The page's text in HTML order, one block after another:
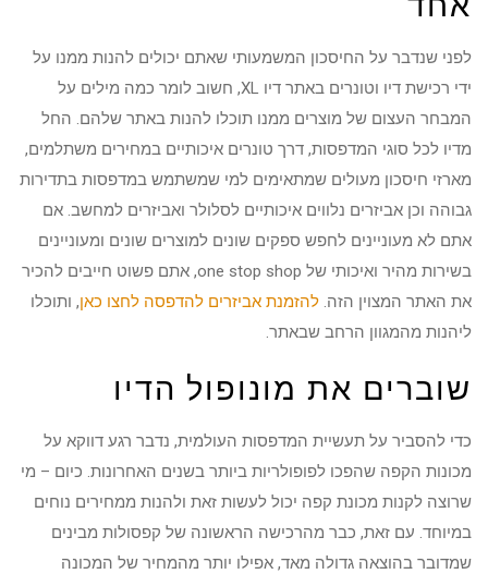
לפני שנדבר על החיסכון המשמעותי שאתם יכולים להנות ממנו על
ידי רכישת דיו וטונרים באתר דיו XL, חשוב לומר כמה מילים על
המבחר העצום של מוצרים ממנו תוכלו להנות באתר שלהם. החל
מדיו לכל סוגי המדפסות, דרך טונרים איכותיים במחירים משתלמים,
מארזי חיסכון מעולים שמתאימים למי שמשתמש במדפסות בתדירות
גבוהה וכן אביזרים נלווים איכותיים לסלולר ואביזרים למחשב. אם
אתם לא מעוניינים לחפש ספקים שונים למוצרים שונים ומעוניינים
בשירות מהיר ואיכותי של one stop shop, אתם פשוט חייבים להכיר
את האתר המצוין הזה.להזמנת אביזרים להדפסה לחצו כאן, ותוכלו
ליהנות מהמגוון הרחב שבאתר.
שוברים את מונופול הדיו
כדי להסביר על תעשיית המדפסות העולמית, נדבר רגע דווקא על
מכונות הקפה שהפכו לפופולריות ביותר בשנים האחרונות. כיום – מי
שרוצה לקנות מכונת קפה יכול לעשות זאת ולהנות ממחירים נוחים
במיוחד. עם זאת, כבר מהרכישה הראשונה של קפסולות מבינים
שמדובר בהוצאה גדולה מאד, אפילו יותר מהמחיר של המכונה